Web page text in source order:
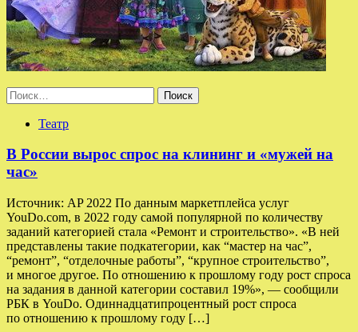
Найти:
Театр
В России вырос спрос на клининг и «мужей на
час»
Источник: AP 2022 По данным маркетплейса услуг
YouDo.com, в 2022 году самой популярной по количеству
заданий категорией стала «Ремонт и строительство». «В ней
представлены такие подкатегории, как “мастер на час”,
“ремонт”, “отделочные работы”, “крупное строительство”,
и многое другое. По отношению к прошлому году рост спроса
на задания в данной категории составил 19%», — сообщили
РБК в YouDo. Одиннадцатипроцентный рост спроса
по отношению к прошлому году […]